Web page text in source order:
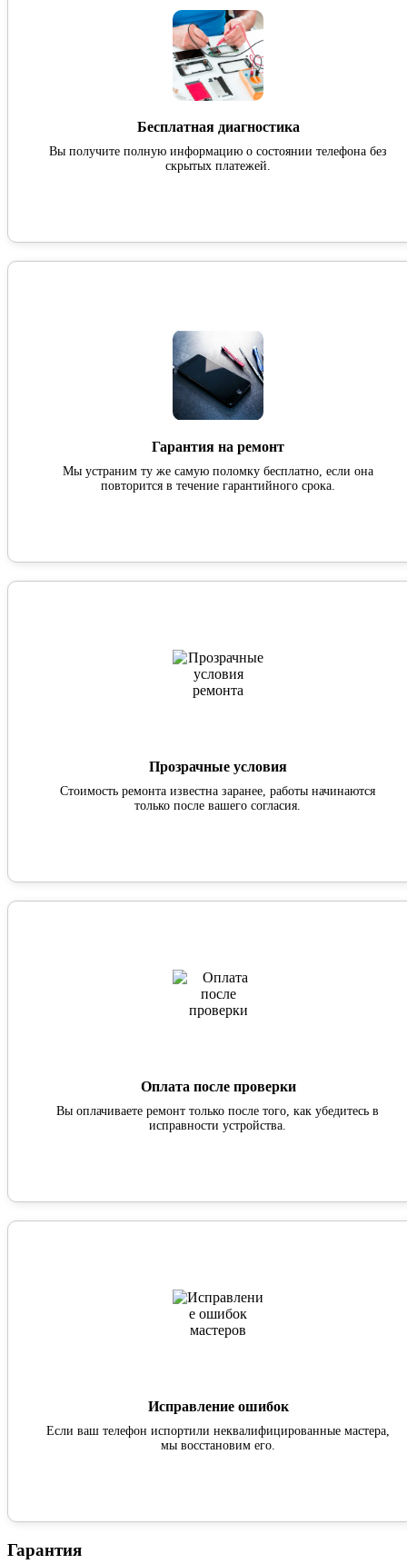
Бесплатная диагностика
Вы получите полную информацию о состоянии телефона без
скрытых платежей.
Гарантия на ремонт
Мы устраним ту же самую поломку бесплатно, если она
повторится в течение гарантийного срока.
Прозрачные условия
Стоимость ремонта известна заранее, работы начинаются
только после вашего согласия.
Оплата после проверки
Вы оплачиваете ремонт только после того, как убедитесь в
исправности устройства.
Исправление ошибок
Если ваш телефон испортили неквалифицированные мастера,
мы восстановим его.
Гарантия